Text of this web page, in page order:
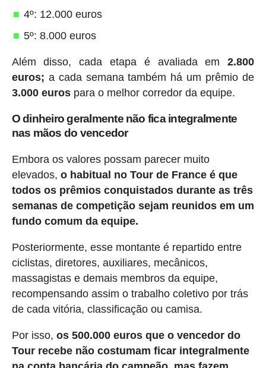
4º: 12.000 euros
5º: 8.000 euros
Além disso, cada etapa é avaliada em2.800
euros; a cada semana também há um prêmio de
3.000 eurospara o melhor corredor da equipe.
O dinheiro geralmente não fica integralmente
nas mãos do vencedor
Embora os valores possam parecer muito
elevados, o habitual no Tour de France é que
todos os prêmios conquistados durante as três
semanas de competição sejam reunidos em um
fundo comum da equipe.
Posteriormente, esse montante é repartido entre
ciclistas, diretores, auxiliares, mecânicos,
massagistas e demais membros da equipe,
recompensando assim o trabalho coletivo por trás
de cada vitória, classificação ou camisa.
Por isso, os 500.000 euros que o vencedor do
Tour recebe não costumam ficar integralmente